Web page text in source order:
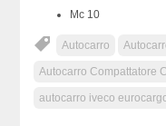
Mc 10
Autocarro
Autocarro Compattatore
autocarro iveco